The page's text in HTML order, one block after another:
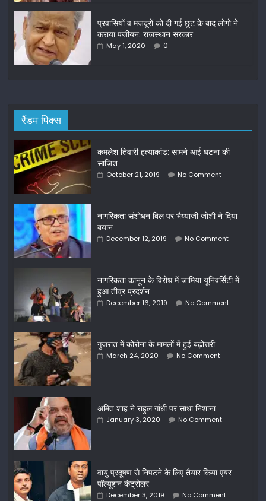
प्रवासियों व मजदूरों को दी गई छूट के बाद लोगो ने
कराया पंजीयन: राजस्थान सरकार
May 1, 2020 0
रैंडम पिक्स
कमलेश तिवारी हत्याकांड: सामने आई घटना की
साजिश
October 21, 2019 No Comment
नागरिकता संशोधन बिल पर भैय्याजी जोशी ने दिया
बयान
December 12, 2019 No Comment
नागरिकता कानून के विरोध में जामिया यूनिवर्सिटी में
हुआ तीव्र प्रदर्शन
December 16, 2019 No Comment
गुजरात में कोरोना के मामलों में हुई बढ़ोत्तरी
March 24, 2020 No Comment
अमित शाह ने राहुल गांधी पर साधा निशाना
January 3, 2020 No Comment
वायु प्रदूषण से निपटने के लिए तैयार किया एयर
पॉल्यूशन कंट्रोलर
December 3, 2019 No Comment